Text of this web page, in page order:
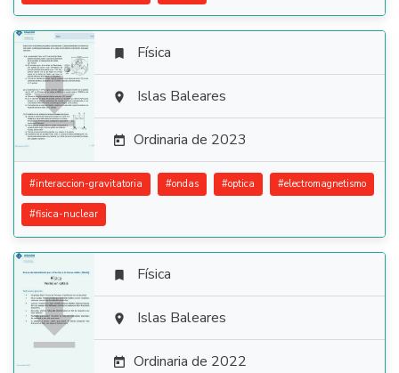

 Física
 Islas Baleares
 Ordinaria de 2023
#interaccion-gravitatoria #ondas #optica #electromagnetismo
#fisica-nuclear

 Física
 Islas Baleares
 Ordinaria de 2022